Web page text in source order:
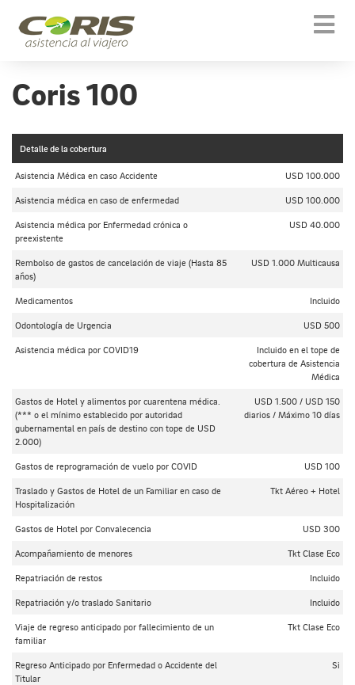
Coris 100
Detalle de la cobertura
Asistencia Médica en caso Accidente USD 100.000
Asistencia médica en caso de enfermedad USD 100.000
Asistencia médica por Enfermedad crónica o
preexistente
USD 40.000
Rembolso de gastos de cancelación de viaje (Hasta 85
años)
USD 1.000 Multicausa
Medicamentos Incluido
Odontología de Urgencia USD 500
Asistencia médica por COVID19
Incluido en el tope de
cobertura de Asistencia
Médica
Gastos de Hotel y alimentos por cuarentena médica.
(*** o el mínimo establecido por autoridad
gubernamental en país de destino con tope de USD
2.000)
USD 1.500 / USD 150
diarios / Máximo 10 días
Gastos de reprogramación de vuelo por COVID USD 100
Traslado y Gastos de Hotel de un Familiar en caso de
Hospitalización
Tkt Aéreo + Hotel
Gastos de Hotel por Convalecencia USD 300
Acompañamiento de menores Tkt Clase Eco
Repatriación de restos Incluido
Repatriación y/o traslado Sanitario Incluido
Viaje de regreso anticipado por fallecimiento de un
familiar
Tkt Clase Eco
Regreso Anticipado por Enfermedad o Accidente del
Titular
Si